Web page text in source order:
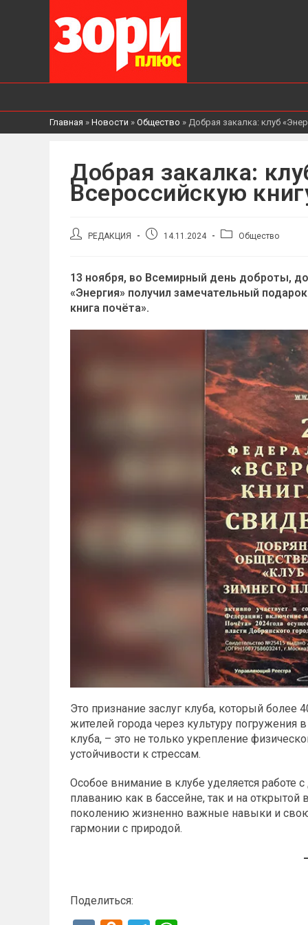
Главная » Новости » Общество » Добрая закалка: клуб
Добрая закалка:
Всероссийскую
АвторРЕДАКЦИЯ
Запись14.11.2024
РубрикаОбщество
13 ноября, во Всемирный день доброты,
«Энергия» получил замечательный
книга почёта».
Это признание заслуг клуба, который более
жителей города через культуру
клуба, – это не только укрепление
устойчивости к стрессам.
Особое внимание в клубе уделяется работе
плаванию как в бассейне, так и на
поколению жизненно важные навыки и
гармонии с природой.
Поделиться: